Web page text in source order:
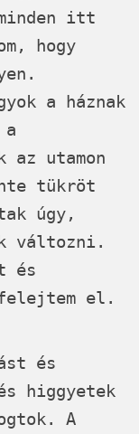
itt
hogy
a háznak
a
az utamon
tükröt
úgy,
változni.
és
el.
és
higgyetek
A